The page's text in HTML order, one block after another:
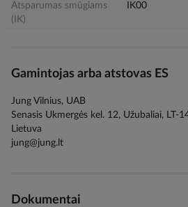
Atsparumas smūgiams
(IK)
IK00
Gamintojas arba atstovas ES
Jung Vilnius, UAB
Senasis Ukmergės kel. 12, Užubaliai, LT-
Lietuva
jung@jung.lt
Dokumentai